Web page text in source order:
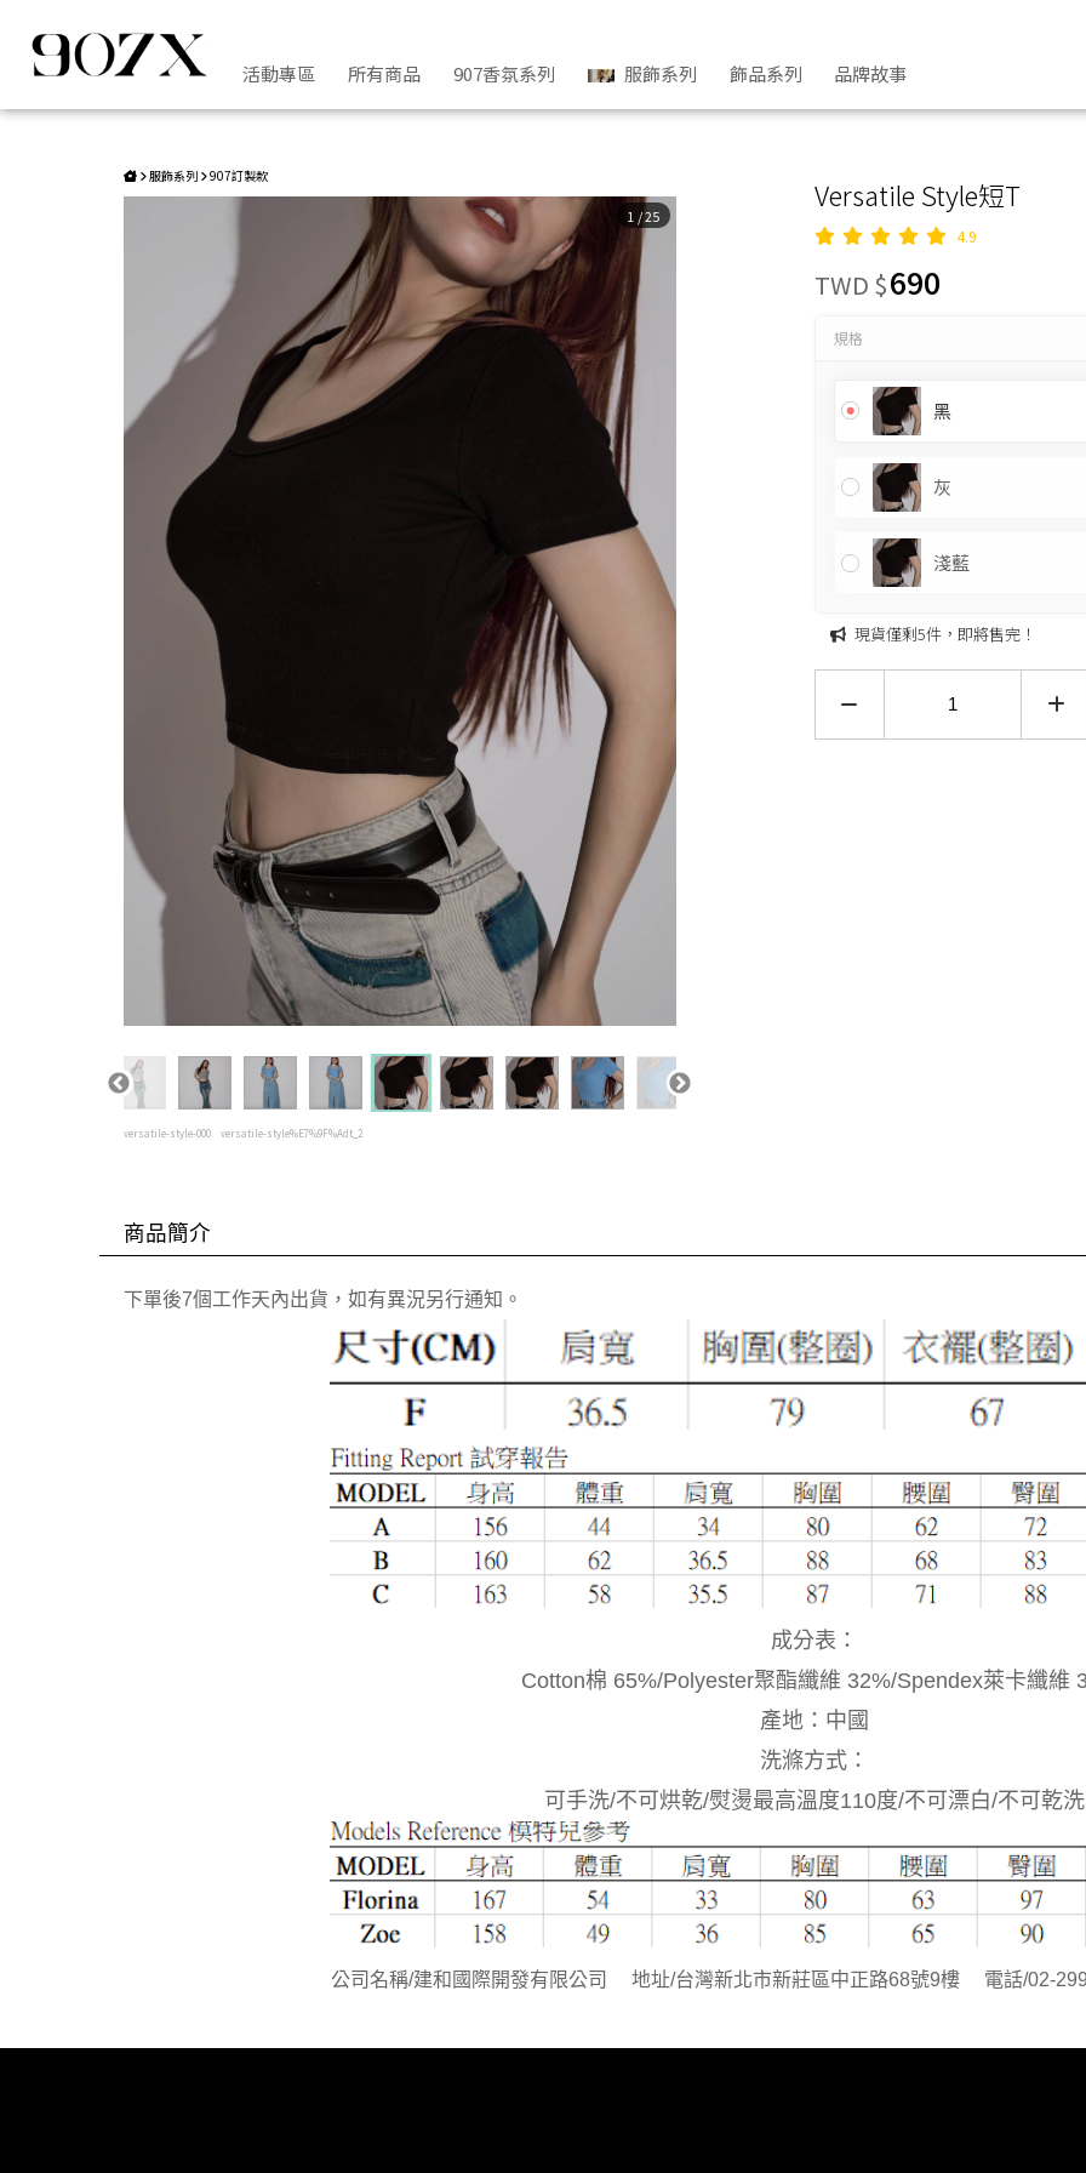
活動專區 所有商品 907香氛系列 服飾系列 飾品系列 品牌故事
服飾系列 907訂製款
1 /25
versatile-style-000 versatile-style%E7%9F%Adt_2
Versatile Style短T
4.9
TWD $690
規格
黑
灰
淺藍
現貨僅剩5件，即將售完！
現貨僅剩5件，即將售完！
加入購物車
商品簡介
下單後7個工作天內出貨，如有異況另行通知。
成分表：
Cotton棉 65%/Polyester聚酯纖維 32%/Spendex萊卡纖維
產地：中國
洗滌方式：
可手洗/不可烘乾/熨燙最高溫度110度/不可漂白/不可乾洗
公司名稱/建和國際開發有限公司 地址/台灣新北市新莊區中正路68號9樓 電話/02-